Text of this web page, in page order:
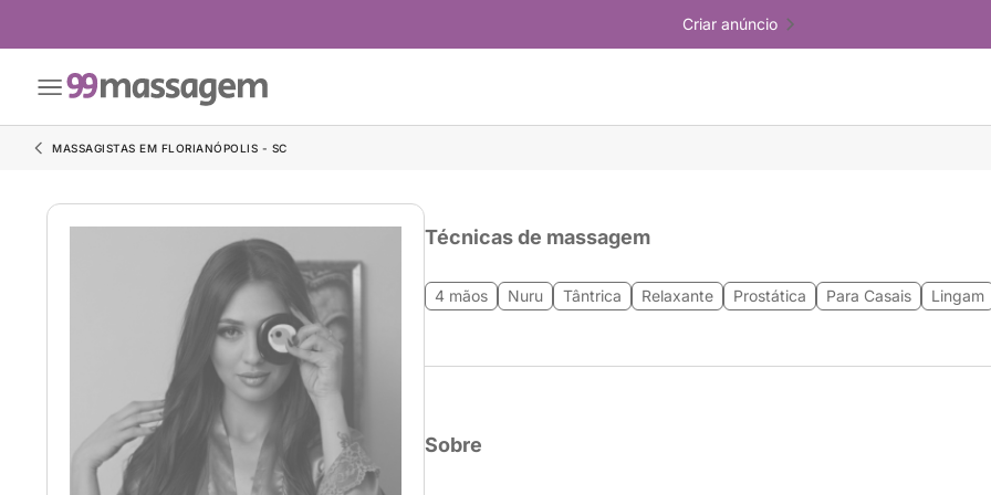
Criar anúncio
MASSAGISTAS EM FLORIANÓPOLIS - SC
Técnicas de massagem
4 mãos Nuru Tântrica Relaxante Prostática Para Casais Lingam
Sobre